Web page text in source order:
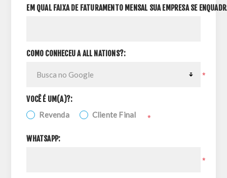
EM QUAL FAIXA DE FATURAMENTO MENSAL SUA EMPRESA SE
COMO CONHECEU A ALL NATIONS?:
*
VOCÊ É UM(A)?:
Revenda Cliente Final *
WHATSAPP:
*